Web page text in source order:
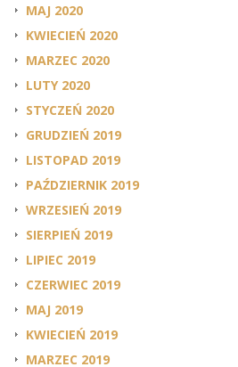
MAJ 2020
KWIECIEŃ 2020
MARZEC 2020
LUTY 2020
STYCZEŃ 2020
GRUDZIEŃ 2019
LISTOPAD 2019
PAŹDZIERNIK 2019
WRZESIEŃ 2019
SIERPIEŃ 2019
LIPIEC 2019
CZERWIEC 2019
MAJ 2019
KWIECIEŃ 2019
MARZEC 2019